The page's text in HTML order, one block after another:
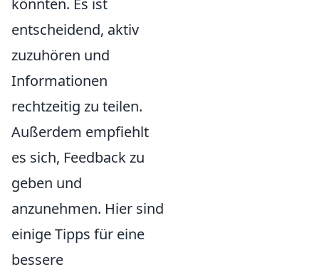
entscheidend, aktiv
zuzuhören und
Informationen
rechtzeitig zu teilen.
Außerdem empfiehlt
es sich, Feedback zu
geben und
anzunehmen. Hier sind
einige Tipps für eine
bessere